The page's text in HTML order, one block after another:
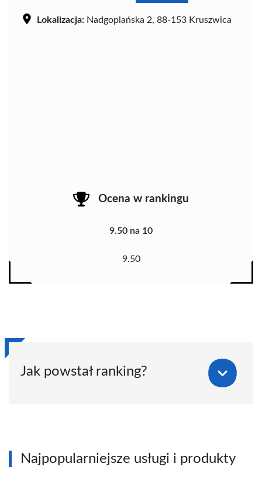
Lokalizacja: Nadgoplańska 2, 88-153 Kruszwica
Ocena w rankingu
9.50 na 10
9.50
Jak powstał ranking?
Najpopularniejsze usługi i produkty